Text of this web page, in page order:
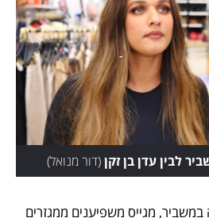
לבין עדן בן זקן(דור מנואל)